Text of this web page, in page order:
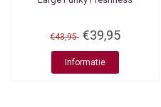
€43,95 €39,95
Informatie